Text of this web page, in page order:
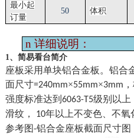
最小起
订量
50 体积
n 详细说明：
1、简易看台简介
座板采用单块铝合金板。铝合
面尺寸=240mm×55mm×3mm
强度标准达到 6063-T5级别以上
滑纹， 10年以上不变色、不氧
参考图-铝合金座板截面尺寸图